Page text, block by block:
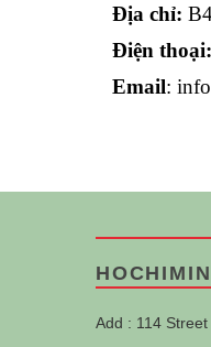
Địa chỉ:
Điện thoại:
Email:
Add : 114